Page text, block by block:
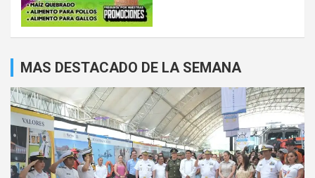
MAS DESTACADO DE LA SEMANA